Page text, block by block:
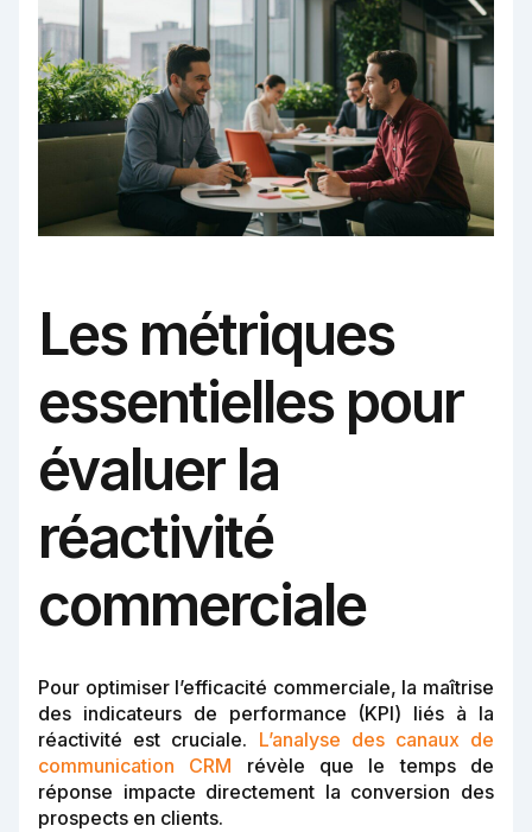
Les métriques
essentielles pour
évaluer la
réactivité
commerciale
Pour optimiser l’efficacité commerciale, la maîtrise
des indicateurs de performance (KPI) liés à la
réactivité est cruciale. L’analyse des canaux de
communication CRM révèle que le temps de
réponse impacte directement la conversion des
prospects en clients.